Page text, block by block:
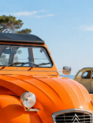
Ref :004042
public :
Renov 2cv
Aperçu rapide